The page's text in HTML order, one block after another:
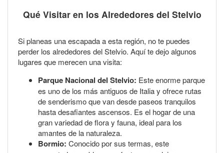
Qué Visitar en los Alrededores del Stelvio
Si planeas una escapada a esta región, no te puedes
perder los alrededores del Stelvio. Aquí te dejo algunos
lugares que merecen una visita:
Parque Nacional del Stelvio: Este enorme parque
es uno de los más antiguos de Italia y ofrece rutas
de senderismo que van desde paseos tranquilos
hasta desafiantes ascensos. Es el hogar de una
gran variedad de flora y fauna, ideal para los
amantes de la naturaleza.
Bormio: Conocido por sus termas, este